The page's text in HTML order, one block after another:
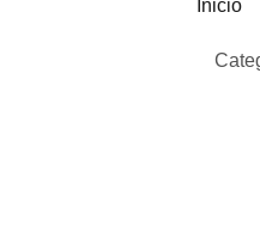
Inicio